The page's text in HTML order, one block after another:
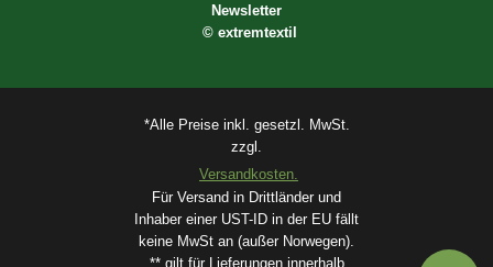
Newsletter
© extremtextil
*Alle Preise inkl. gesetzl. MwSt.
zzgl.
Versandkosten.
Für Versand in Drittländer und
Inhaber einer UST-ID in der EU fällt
keine MwSt an (außer Norwegen).
** gilt für Lieferungen innerhalb